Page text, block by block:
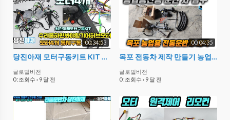
00:34:53
당진아재 모터구동키트 KIT 모터4개 구동시현 실습 실험교구 따따블모터컨트롤러
글로벌비전
0 :조회수 · 9 달 전
00:04:35
목포 전동차 제작 만들기 농업용 카페회원 부품 검수영상 용접가능 하신분만 제작가능하긋죠 전동운반차 당진아재
글로벌비전
0 :조회수 · 9 달 전